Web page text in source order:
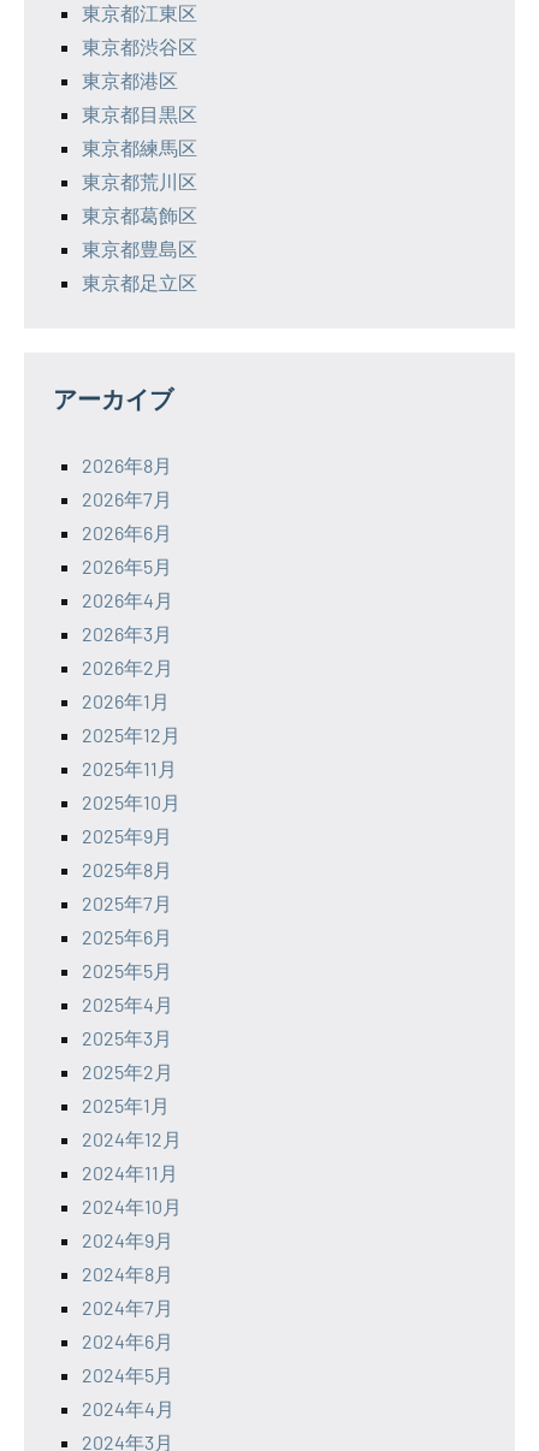
東京都江東区
東京都渋谷区
東京都港区
東京都目黒区
東京都練馬区
東京都荒川区
東京都葛飾区
東京都豊島区
東京都足立区
アーカイブ
2026年8月
2026年7月
2026年6月
2026年5月
2026年4月
2026年3月
2026年2月
2026年1月
2025年12月
2025年11月
2025年10月
2025年9月
2025年8月
2025年7月
2025年6月
2025年5月
2025年4月
2025年3月
2025年2月
2025年1月
2024年12月
2024年11月
2024年10月
2024年9月
2024年8月
2024年7月
2024年6月
2024年5月
2024年4月
2024年3月